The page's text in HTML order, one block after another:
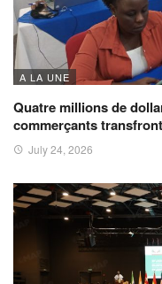
A LA UNE
Quatre millions de
commerçants
July 24, 2026